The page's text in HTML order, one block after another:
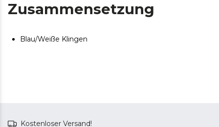
Zusammensetzung
Blau/Weiße Klingen
Kostenloser Versand!